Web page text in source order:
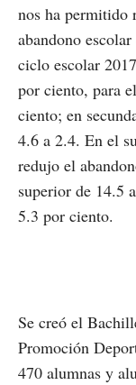
nos ha permitido
abandono
ciclo escolar
por ciento, para
ciento; en
4.6 a 2.4. En el
redujo el
superior de 14.5
5.3 por ciento.
Se creó el
Promoción
470 alumnas y